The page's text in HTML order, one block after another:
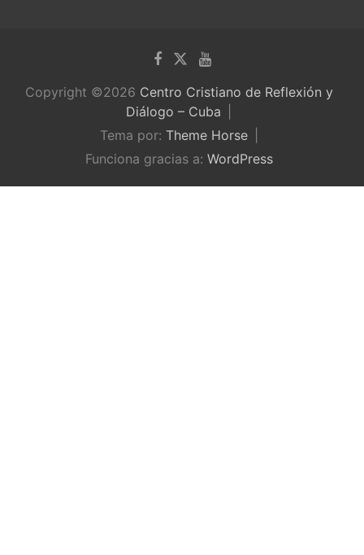
Copyright ©2026 Centro Cristiano de Reflexión y
Diálogo – Cuba
Tema por: Theme Horse
Funciona gracias a: WordPress